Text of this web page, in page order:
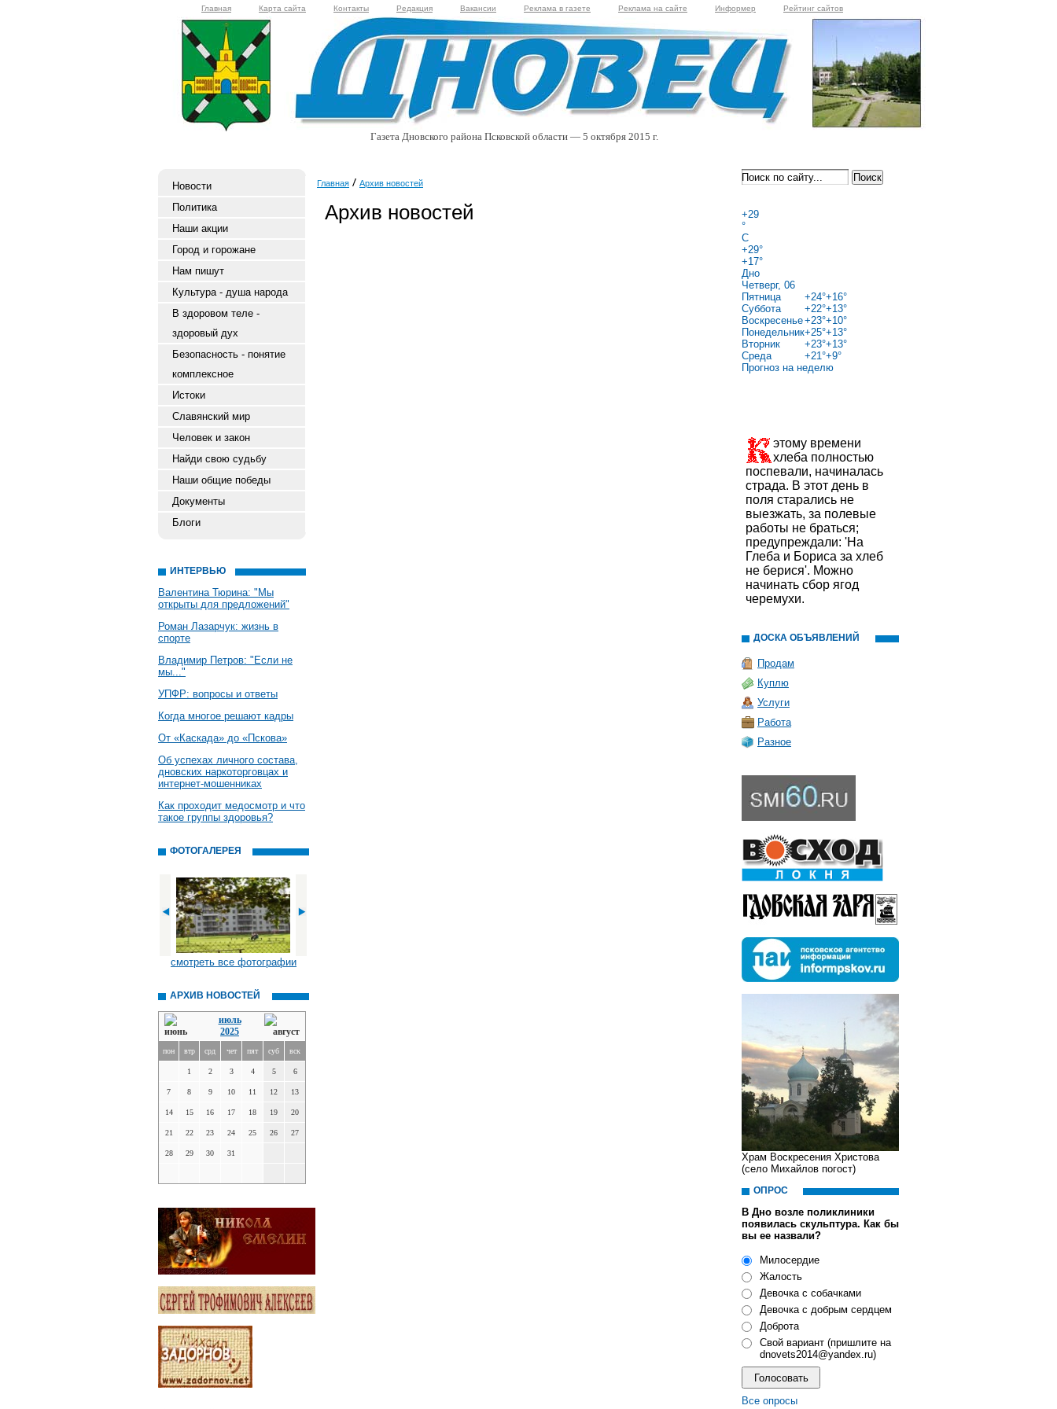
Главная Карта сайта Контакты Редакция Вакансии Реклама в газете Реклама на сайте Информер Рейтинг сайтов
Газета Дновского района Псковской области — 5 октября 2015 г.
Новости
Политика
Наши акции
Город и горожане
Нам пишут
Культура - душа народа
В здоровом теле -
здоровый дух
Безопасность - понятие
комплексное
Истоки
Славянский мир
Человек и закон
Найди свою судьбу
Наши общие победы
Документы
Блоги
ИНТЕРВЬЮ
Валентина Тюрина: "Мы
открыты для предложений"
Роман Лазарчук: жизнь в
спорте
Владимир Петров: "Если не
мы..."
УПФР: вопросы и ответы
Когда многое решают кадры
От «Каскада» до «Пскова»
Об успехах личного состава,
дновских наркоторговцах и
интернет-мошенниках
Как проходит медосмотр и что
такое группы здоровья?
ФОТОГАЛЕРЕЯ
смотреть все фотографии
АРХИВ НОВОСТЕЙ
июль
2025
пон втр срд чет пят суб вск
1 2 3 4 5 6
7 8 9 10 11 12 13
14 15 16 17 18 19 20
21 22 23 24 25 26 27
28 29 30 31
Главная Архив новостей
Архив новостей +29
°
C
+29°
+17°
Дно
Четверг, 06
Пятница
+24°+16°
Суббота
+22°+13°
Воскресенье+23°+10°
Понедельник+25°+13°
Вторник
+23°+13°
Среда
+21°+9°
Прогноз на неделю
этому времени
хлеба полностью
поспевали, начиналась
страда. В этот день в
поля старались не
выезжать, за полевые
работы не браться;
предупреждали: 'На
Глеба и Бориса за хлеб
не берися'. Можно
начинать сбор ягод
черемухи.
ДОСКА ОБЪЯВЛЕНИЙ
Продам
Куплю
Услуги
Работа
Разное
Храм Воскресения Христова
(село Михайлов погост)
ОПРОС
В Дно возле поликлиники
появилась скульптура. Как бы
вы ее назвали?
Милосердие
Жалость
Девочка с собачками
Девочка с добрым сердцем
Доброта
Свой вариант (пришлите на
dnovets2014@yandex.ru)
Все опросы